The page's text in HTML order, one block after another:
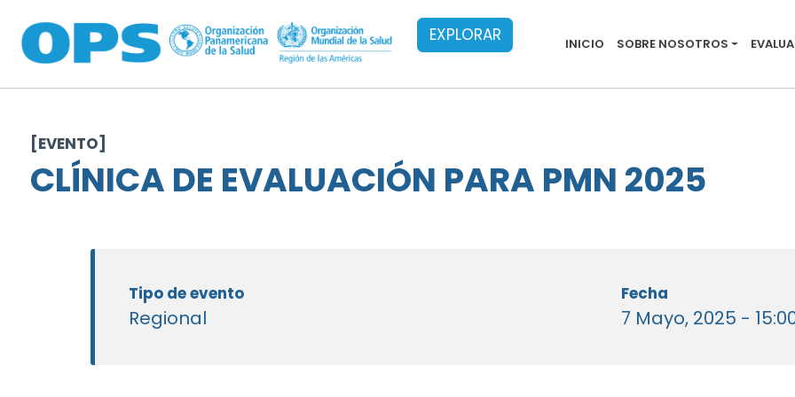
EXPLORAR
Main menu
INICIO SOBRE NOSOTROS
[EVENTO]
CLÍNICA DE EVALUACIÓN PARA PMN 2025
Tipo de evento
Regional
Fecha
7 Mayo, 2025 -